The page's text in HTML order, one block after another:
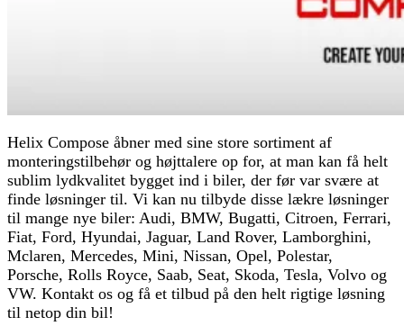
Helix Compose åbner med sine store sortiment af
monteringstilbehør og højttalere op for, at man kan få helt
sublim lydkvalitet bygget ind i biler, der før var svære at
finde løsninger til. Vi kan nu tilbyde disse lækre løsninger
til mange nye biler: Audi, BMW, Bugatti, Citroen, Ferrari,
Fiat, Ford, Hyundai, Jaguar, Land Rover, Lamborghini,
Mclaren, Mercedes, Mini, Nissan, Opel, Polestar,
Porsche, Rolls Royce, Saab, Seat, Skoda, Tesla, Volvo og
VW. Kontakt os og få et tilbud på den helt rigtige løsning
til netop din bil!